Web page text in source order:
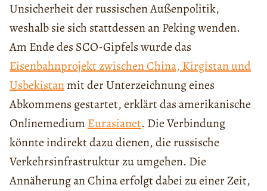
Unsicherheit der russischen Außenpolitik,
weshalb sie sich stattdessen an Peking wenden.
Am Ende des SCO-Gipfels wurde das
Eisenbahnprojekt zwischen China, Kirgistan und
Usbekistanmit der Unterzeichnung eines
Abkommens gestartet, erklärt das amerikanische
OnlinemediumEurasianet. Die Verbindung
könnte indirekt dazu dienen, die russische
Verkehrsinfrastruktur zu umgehen. Die
Annäherung an China erfolgt dabei zu einer Zeit,